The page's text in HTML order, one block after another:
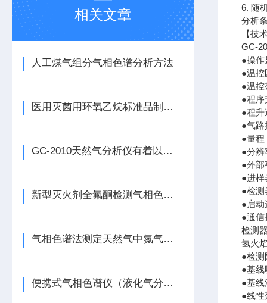
相关文章
人工煤气组分气相色谱分析方法
医用灭菌用环氧乙烷标准品制备方法
GC-2010天然气分析仪有着以下几大主要特点
新型灭火剂全氟酮检测气相色谱仪使用原理
气相色谱法测定天然气中氮气含量方法
便携式气相色谱仪（液化气分析）特点
6. 随
分析
【技
GC-
●操作
●温
●温
●程
●程
●气
●量程
●分辨
●外
●进
●检
●启
●通
检测
氢火
●检
●基
●基线
●线